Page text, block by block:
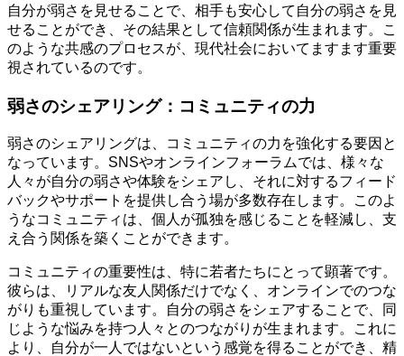
自分が弱さを見せることで、相手も安心して自分の弱さを見
せることができ、その結果として信頼関係が生まれます。こ
のような共感のプロセスが、現代社会においてますます重要
視されているのです。
弱さのシェアリング：コミュニティの力
弱さのシェアリングは、コミュニティの力を強化する要因と
なっています。SNSやオンラインフォーラムでは、様々な
人々が自分の弱さや体験をシェアし、それに対するフィード
バックやサポートを提供し合う場が多数存在します。このよ
うなコミュニティは、個人が孤独を感じることを軽減し、支
え合う関係を築くことができます。
コミュニティの重要性は、特に若者たちにとって顕著です。
彼らは、リアルな友人関係だけでなく、オンラインでのつな
がりも重視しています。自分の弱さをシェアすることで、同
じような悩みを持つ人々とのつながりが生まれます。これに
より、自分が一人ではないという感覚を得ることができ、精